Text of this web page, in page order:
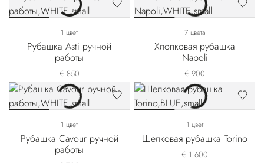
1 цвет
Рубашка Asti ручной
работы
€ 850
7 цвета
Хлопковая рубашка
Napoli
€ 900
1 цвет
Рубашка Cavour ручной
работы
1 цвет
Шелковая рубашка Torino
€ 1.600